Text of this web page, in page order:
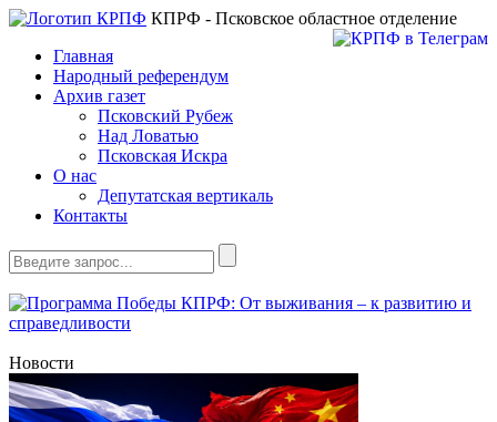
КПРФ - Псковское областное отделение
Главная
Народный референдум
Архив газет
Псковский Рубеж
Над Ловатью
Псковская Искра
О нас
Депутатская вертикаль
Контакты
Новости